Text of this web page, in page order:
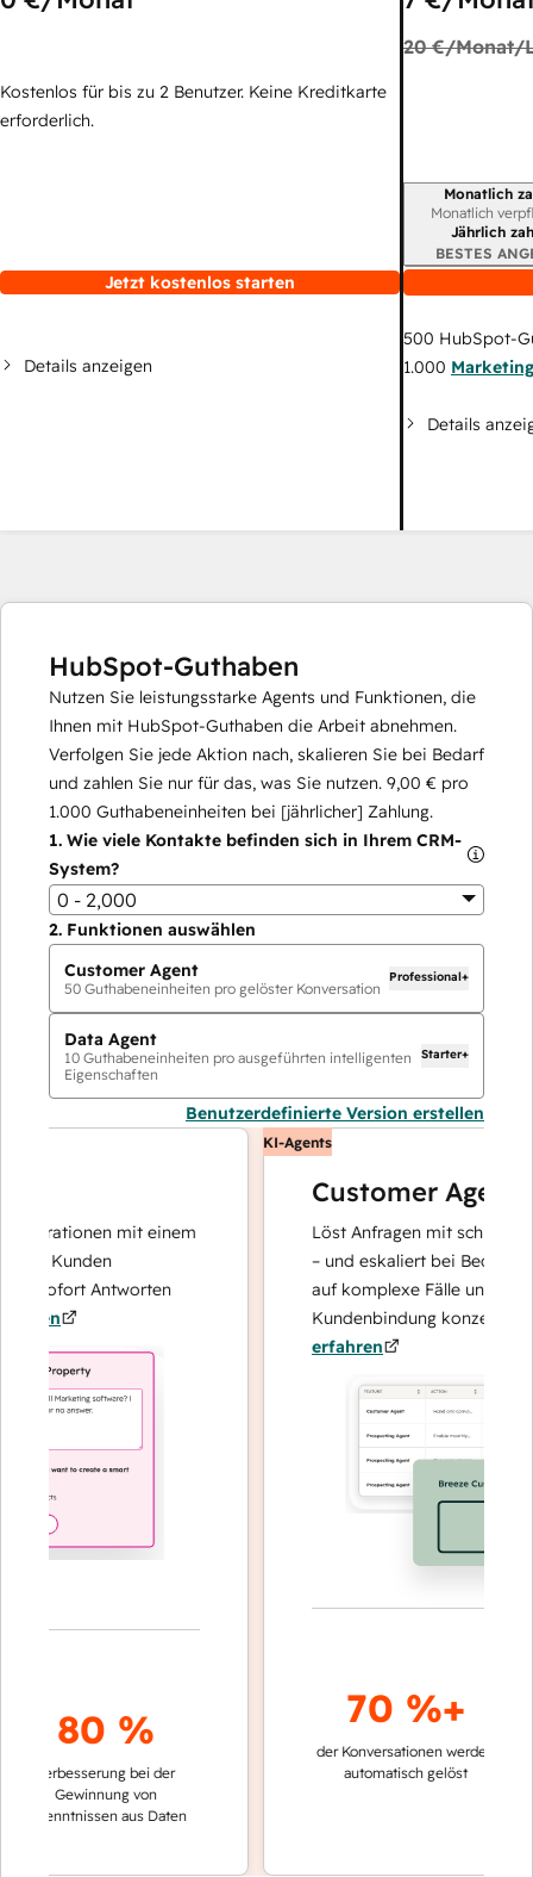
Kostenlos für bis zu 2 Benutzer. Keine Kreditkarte
erforderlich.
Jetzt kostenlos starten
Details anzeigen
20 €/Monat/
Monatlich
Monatlich
Jährlich
BESTES
500 HubSpot-
1.000
Details
HubSpot-Guthaben
Nutzen Sie leistungsstarke Agents und Funktionen, die
Ihnen mit HubSpot-Guthaben die Arbeit abnehmen.
Verfolgen Sie jede Aktion nach, skalieren Sie bei Bedarf
und zahlen Sie nur für das, was Sie nutzen. 9,00 € pro
1.000 Guthabeneinheiten bei [jährlicher] Zahlung.
1. Wie viele Kontakte befinden sich in Ihrem CRM-
System?
0 - 2,000
2. Funktionen auswählen
Customer Agent
50 Guthabeneinheiten pro gelöster Konversation
Professional+
Data Agent
10 Guthabeneinheiten pro ausgeführten intelligenten
Eigenschaften
Starter+
Benutzerdefinierte Version erstellen
mit einem
Kunden
sofort Antworten
80 %
Verbesserung bei der
Gewinnung von
aus Daten
KI-Agents
Customer Agent
Löst Anfragen mit schnellen,
– und eskaliert bei Bedarf,
auf komplexe Fälle und den
Kundenbindung konzentrieren
erfahren
70 %+
der Konversationen werden
automatisch gelöst